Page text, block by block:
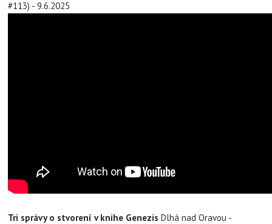
#113) - 9.6.2025
Tri správy o stvorení v knihe Genezis Dlhá nad Oravou -